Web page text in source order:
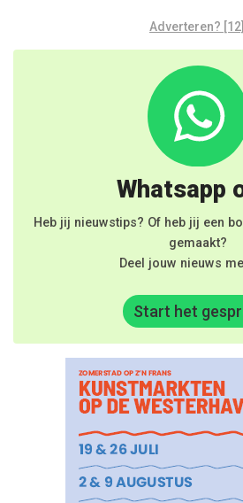
Adverteren? [12]
Whatsapp
Heb jij nieuwstips? Of heb jij een
gemaakt?
Deel jouw nieuws
Start het